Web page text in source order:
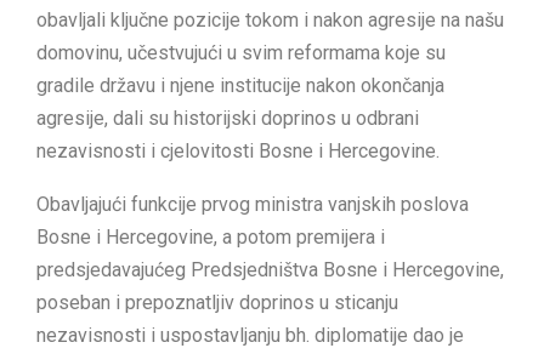
obavljali ključne pozicije tokom i nakon agresije na našu
domovinu, učestvujući u svim reformama koje su
gradile državu i njene institucije nakon okončanja
agresije, dali su historijski doprinos u odbrani
nezavisnosti i cjelovitosti Bosne i Hercegovine.
Obavljajući funkcije prvog ministra vanjskih poslova
Bosne i Hercegovine, a potom premijera i
predsjedavajućeg Predsjedništva Bosne i Hercegovine,
poseban i prepoznatljiv doprinos u sticanju
nezavisnosti i uspostavljanju bh. diplomatije dao je